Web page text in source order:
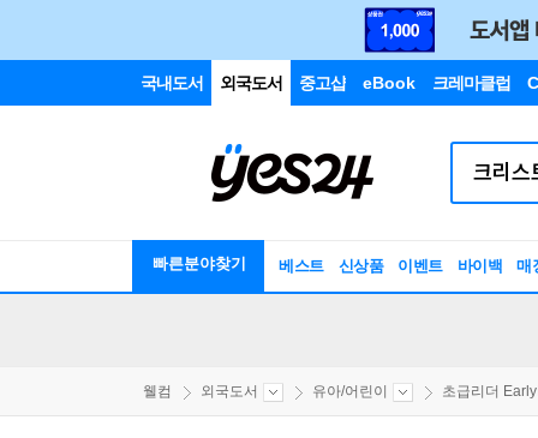
국내도서 외국도서 중고샵 eBook 크레마클럽
빠른분야찾기 베스트 신상품 이벤트 바이백 매
웰컴 외국도서 유아/어린이 초급리더